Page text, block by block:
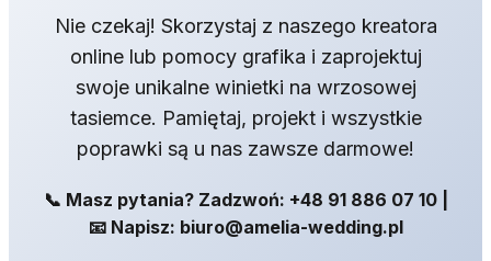
Nie czekaj! Skorzystaj z naszego kreatora
online lub pomocy grafika i zaprojektuj
swoje unikalne winietki na wrzosowej
tasiemce. Pamiętaj, projekt i wszystkie
poprawki są u nas zawsze darmowe!
📞 Masz pytania? Zadzwoń: +48 91 886 07 10 |
📧 Napisz: biuro@amelia-wedding.pl